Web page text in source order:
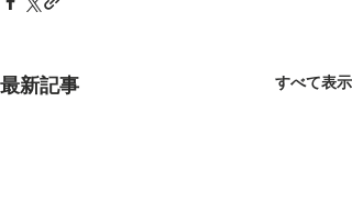
最新記事 すべて表示